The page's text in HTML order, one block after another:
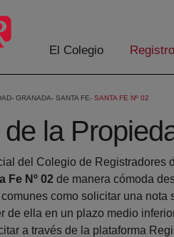
El Colegio
GRANADA SANTA FE SANTA FE Nº 02
la
del Colegio de
Fe Nº 02 de manera cómoda
como solicitar una nota
de ella en un plazo medio
a través de la plataforma